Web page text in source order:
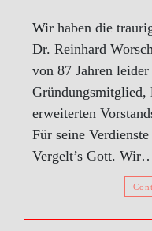
Wir haben die
Dr. Reinhard
von 87 Jahren
erweiterten
Für seine
Vergelt’s Gott.